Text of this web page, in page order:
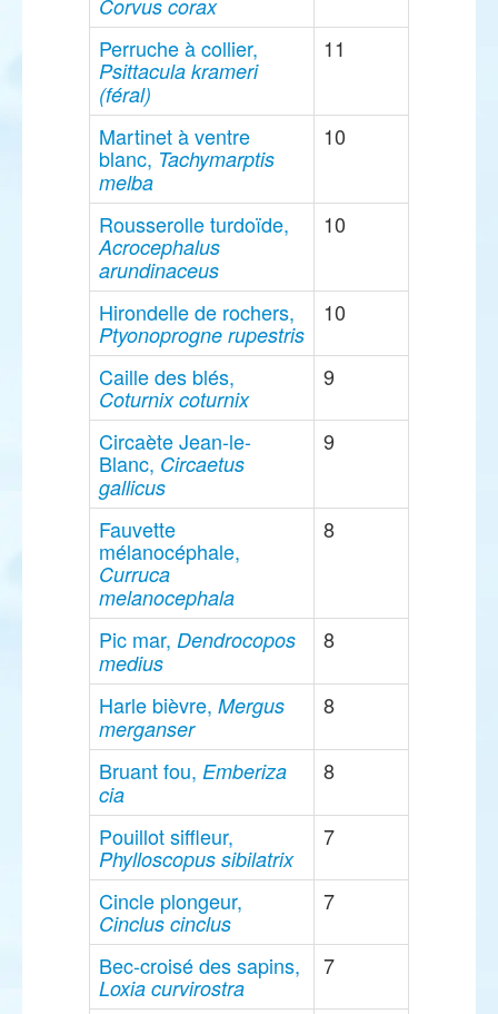
Corvus corax
Perruche à collier,
Psittacula krameri
(féral)
11
Martinet à ventre
blanc, Tachymarptis
melba
10
Rousserolle turdoïde,
Acrocephalus
arundinaceus
10
Hirondelle de rochers,
Ptyonoprogne rupestris
10
Caille des blés,
Coturnix coturnix
9
Circaète Jean-le-
Blanc, Circaetus
gallicus
9
Fauvette
mélanocéphale,
Curruca
melanocephala
8
Pic mar, Dendrocopos
medius
8
Harle bièvre, Mergus
merganser
8
Bruant fou, Emberiza
cia
8
Pouillot siffleur,
Phylloscopus sibilatrix
7
Cincle plongeur,
Cinclus cinclus
7
Bec-croisé des sapins,
Loxia curvirostra
7